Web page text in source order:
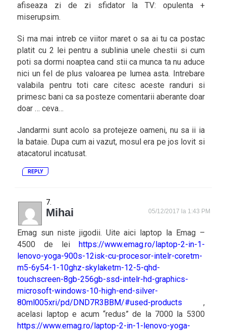
afiseaza zi de zi sfidator la TV: opulenta +
miserupsim.
Si ma mai intreb ce viitor maret o sa ai tu ca postac
platit cu 2 lei pentru a sublinia unele chestii si cum
poti sa dormi noaptea cand stii ca munca ta nu aduce
nici un fel de plus valoarea pe lumea asta. Intrebare
valabila pentru toti care citesc aceste randuri si
primesc bani ca sa posteze comentarii aberante doar
doar … ceva…
Jandarmi sunt acolo sa protejeze oameni, nu sa ii ia
la bataie. Dupa cum ai vazut, mosul era pe jos lovit si
atacatorul incatusat.
REPLY
Mihai 05/12/2017 la 1:43 PM
Emag sun niste jigodii. Uite aici laptop la Emag –
4500 de lei https://www.emag.ro/laptop-2-in-1-
lenovo-yoga-900s-12isk-cu-procesor-intelr-coretm-
m5-6y54-1-10ghz-skylaketm-12-5-qhd-
touchscreen-8gb-256gb-ssd-intelr-hd-graphics-
microsoft-windows-10-high-end-silver-
80ml005xri/pd/DND7R3BBM/#used-products ,
acelasi laptop e acum “redus” de la 7000 la 5300
https://www.emag.ro/laptop-2-in-1-lenovo-yoga-